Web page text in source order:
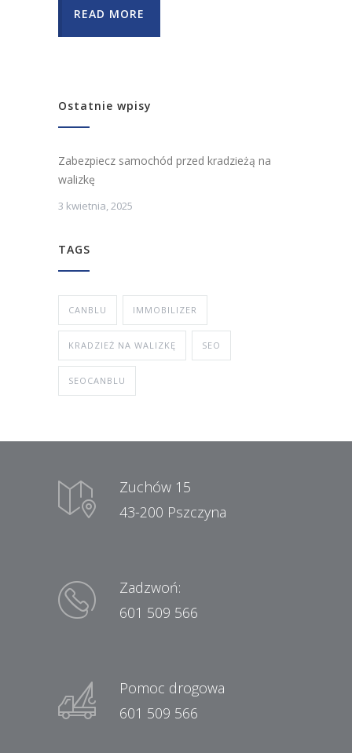
READ MORE
Ostatnie wpisy
Zabezpiecz samochód przed kradzieżą na
walizkę
3 kwietnia, 2025
TAGS
CANBLU IMMOBILIZER
KRADZIEŻ NA WALIZKĘ SEO
SEOCANBLU
Zuchów 15
43-200 Pszczyna
Zadzwoń:
601 509 566
Pomoc drogowa
601 509 566